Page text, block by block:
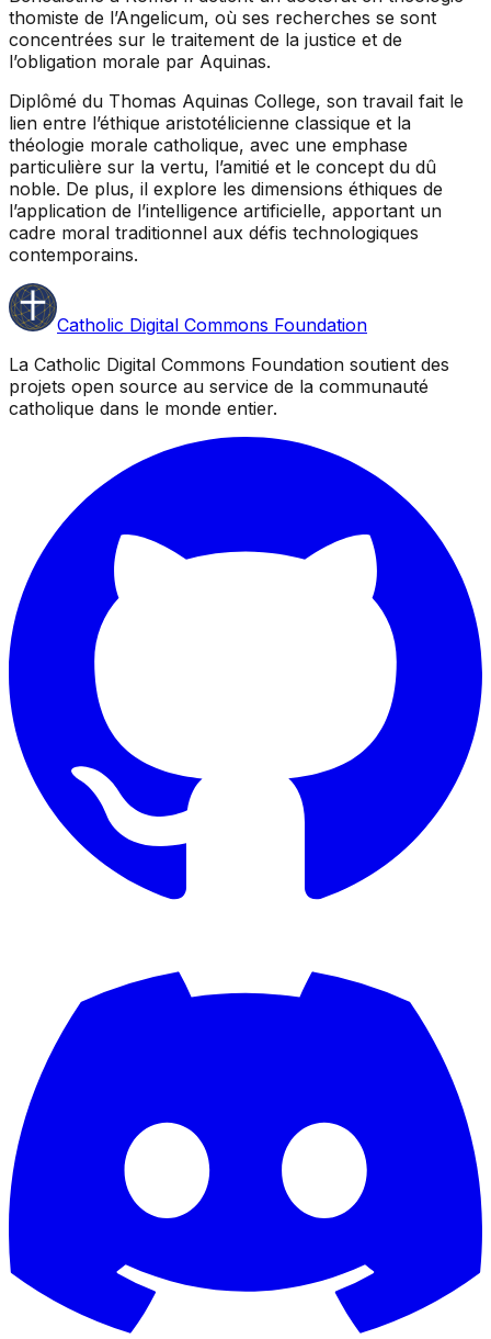
thomiste de l’Angelicum, où ses recherches se sont
concentrées sur le traitement de la justice et de
l’obligation morale par Aquinas.
Diplômé du Thomas Aquinas College, son travail fait le
lien entre l’éthique aristotélicienne classique et la
théologie morale catholique, avec une emphase
particulière sur la vertu, l’amitié et le concept du dû
noble. De plus, il explore les dimensions éthiques de
l’application de l’intelligence artificielle, apportant un
cadre moral traditionnel aux défis technologiques
contemporains.
Catholic Digital Commons Foundation
La Catholic Digital Commons Foundation soutient des
projets open source au service de la communauté
catholique dans le monde entier.